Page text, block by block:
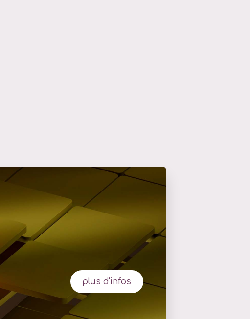
plus d'infos